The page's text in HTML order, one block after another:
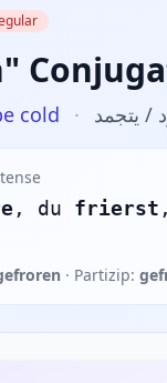
cold · / يتجمد
, du frierst
· Partizip: